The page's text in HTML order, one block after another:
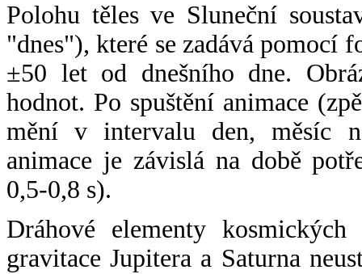
Polohu těles ve Sluneční
"dnes"), které se zadává pomocí
±50 let od dnešního dne.
hodnot. Po spuštění animace
mění v intervalu den, měsíc
animace je závislá na době
0,5-0,8 s).
Dráhové elementy
gravitace Jupitera a Saturna